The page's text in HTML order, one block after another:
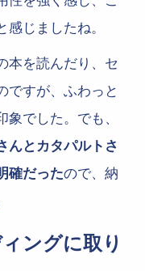
じましたね。
本を読んだり、セ
ですが、ふわっと
でした。でも、
んとカタパルトさ
確だったので、納
ングに取り